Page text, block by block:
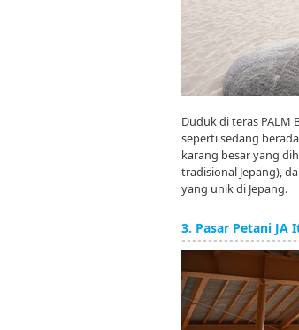
Duduk di teras PALM
seperti sedang
karang besar yang
tradisional Jepang),
yang unik di Jepang.
3. Pasar Petani JA